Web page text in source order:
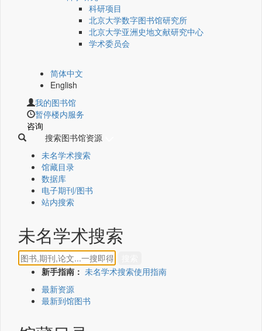
科研项目
北京大学数字图书馆研究所
北京大学亚洲史地文献研究中心
学术委员会
简体中文
English
我的图书馆
暂停楼内服务
咨询
搜索图书馆资源
未名学术搜索
馆藏目录
数据库
电子期刊/图书
站内搜索
未名学术搜索
新手指南： 未名学术搜索使用指南
最新资源
最新到馆图书